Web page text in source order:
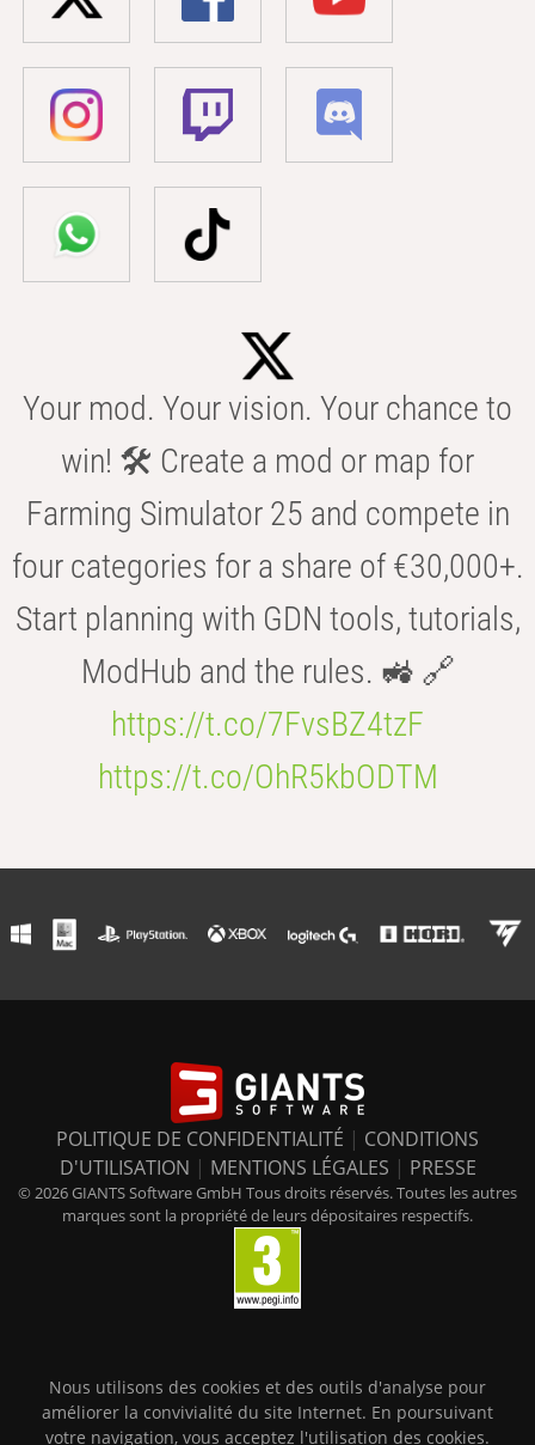
Your mod. Your vision. Your chance to
win! 🛠️ Create a mod or map for
Farming Simulator 25 and compete in
four categories for a share of €30,000+.
Start planning with GDN tools, tutorials,
ModHub and the rules. 🚜 🔗
https://t.co/7FvsBZ4tzF
https://t.co/OhR5kbODTM
POLITIQUE DE CONFIDENTIALITÉ | CONDITIONS
D'UTILISATION | MENTIONS LÉGALES | PRESSE
© 2026 GIANTS Software GmbH Tous droits réservés. Toutes les autres
marques sont la propriété de leurs dépositaires respectifs.
Nous utilisons des cookies et des outils d'analyse pour
améliorer la convivialité du site Internet. En poursuivant
votre navigation, vous acceptez l'utilisation des cookies.